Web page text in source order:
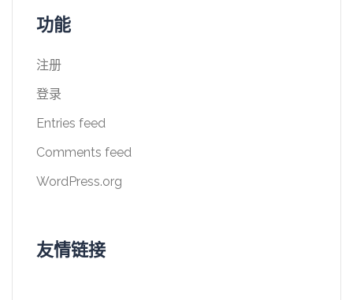
功能
注册
登录
Entries feed
Comments feed
WordPress.org
友情链接